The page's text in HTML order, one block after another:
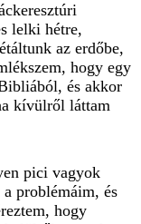
lelki hétre,
az erdőbe,
hogy egy
és akkor
kívülről láttam
pici vagyok
problémáim, és
hogy